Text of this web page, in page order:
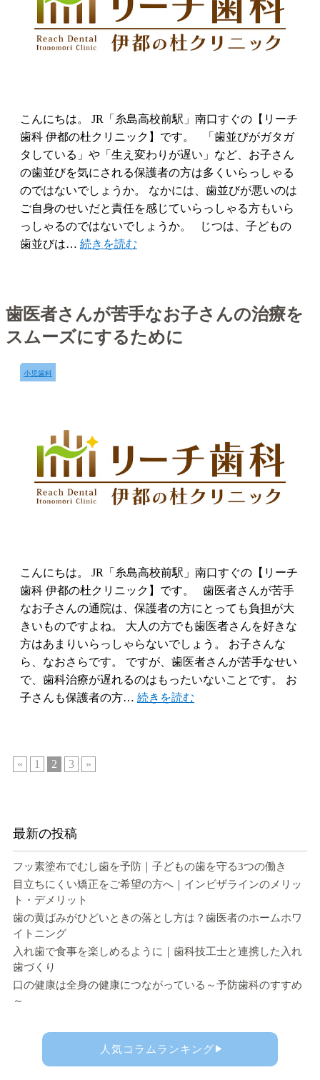
こんにちは。 JR「糸島高校前駅」南口すぐの【リーチ
歯科 伊都の杜クリニック】です。 「歯並びがガタガ
タしている」や「生え変わりが遅い」など、お子さん
の歯並びを気にされる保護者の方は多くいらっしゃる
のではないでしょうか。 なかには、歯並びが悪いのは
ご自身のせいだと責任を感じていらっしゃる方もいら
っしゃるのではないでしょうか。 じつは、子どもの
歯並びは… 続きを読む
歯医者さんが苦手なお子さんの治療を
スムーズにするために
小児歯科
こんにちは。 JR「糸島高校前駅」南口すぐの【リーチ
歯科 伊都の杜クリニック】です。 歯医者さんが苦手
なお子さんの通院は、保護者の方にとっても負担が大
きいものですよね。 大人の方でも歯医者さんを好きな
方はあまりいらっしゃらないでしょう。 お子さんな
ら、なおさらです。 ですが、歯医者さんが苦手なせい
で、歯科治療が遅れるのはもったいないことです。 お
子さんも保護者の方… 続きを読む
« 1 2 3 »
最新の投稿
フッ素塗布でむし歯を予防｜子どもの歯を守る3つの働き
目立ちにくい矯正をご希望の方へ｜インビザラインのメリッ
ト・デメリット
歯の黄ばみがひどいときの落とし方は？歯医者のホームホワ
イトニング
入れ歯で食事を楽しめるように｜歯科技工士と連携した入れ
歯づくり
口の健康は全身の健康につながっている～予防歯科のすすめ
～
▶
人気コラムランキング